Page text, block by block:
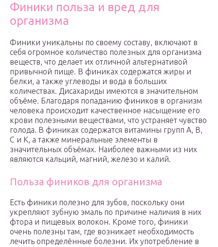
Финики польза и вред для
организма
Финики уникальны по своему составу, включают в
себя огромное количество полезных для организма
веществ, что делает их отличной альтернативой
привычной пище. В финиках содержатся жиры и
белки, а также углеводы и вода в больших
количествах. Дисахариды имеются в значительном
объёме. Благодаря попаданию фиников в организм
человека происходит качественное насыщение его
крови полезными веществами, что устраняет чувство
голода. В финиках содержатся витамины групп А, В,
С и К, а также минеральные элементы в
значительных объёмах. Наиболее важными из них
являются кальций, магний, железо и калий.
Польза фиников для организма
Есть финики полезно для зубов, поскольку они
укрепляют зубную эмаль по причине наличия в них
фтора и пищевых волокон. Кроме того, финики
очень полезны там, где возникает необходимость
лечить определённые болезни. Их употребление в